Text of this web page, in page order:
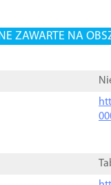
ZAWARTE NA